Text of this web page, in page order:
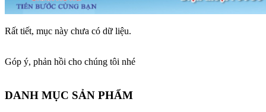
Rất tiết, mục này chưa có dữ liệu.
Góp ý, phản hồi cho chúng tôi nhé
DANH MỤC SẢN PHẨM